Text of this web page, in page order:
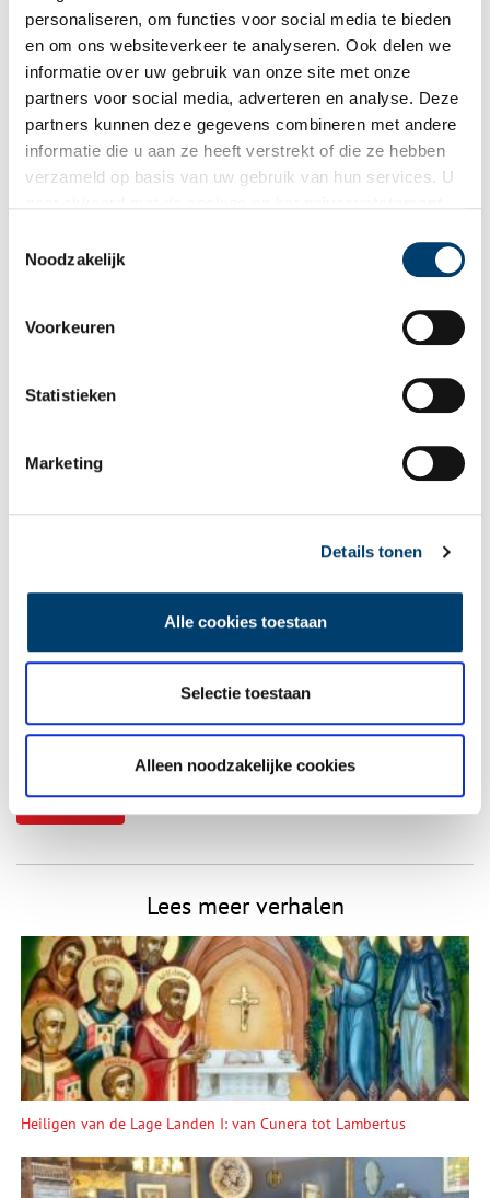
personaliseren, om functies voor social media te bieden
en om ons websiteverkeer te analyseren. Ook delen we
informatie over uw gebruik van onze site met onze
partners voor social media, adverteren en analyse. Deze
partners kunnen deze gegevens combineren met andere
informatie die u aan ze heeft verstrekt of die ze hebben
verzameld op basis van uw gebruik van hun services. U
Noodzakelijk
Voorkeuren
Statistieken
Marketing
Details tonen
Alle cookies toestaan
Selectie toestaan
Alleen noodzakelijke cookies
Bij inschrijving gaat u akkoord met ons
Aanvullingen
Vul deze informatie aan of geef een reactie.
25/05/2023 om 16:03
lange vingers van dat huis af toch !
Enkhuizer kent het . Dit huis hoort in de oude binnenstad .
Vereiste velden zijn gemarkeerd met *. Het e-mailadres wordt niet
Naam*
Vink dit aan als u op de hoogte gehouden wil worden.
Lees meer verhalen
Heiligen van de Lage Landen I: van Cunera tot Lambertus